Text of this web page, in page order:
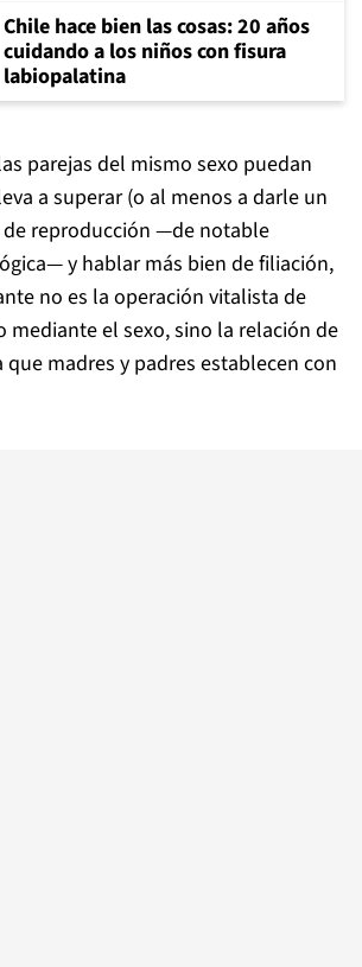
Chile hace bien las cosas: 20 años
cuidando a los niños con fisura
labiopalatina
parejas del mismo sexo puedan
a superar (o al menos a darle un
reproducción —de notable
y hablar más bien de filiación,
no es la operación vitalista de
mediante el sexo, sino la relación de
que madres y padres establecen con